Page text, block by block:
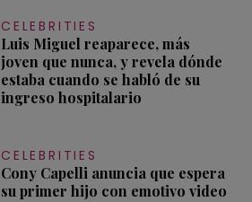
CELEBRITIES
Luis Miguel reaparece, más
joven que nunca, y revela dónde
estaba cuando se habló de su
ingreso hospitalario
CELEBRITIES
Cony Capelli anuncia que espera
su primer hijo con emotivo video